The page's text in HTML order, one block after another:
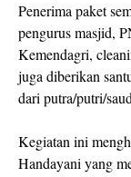
Penerima paket
pengurus masjid,
Kemendagri,
juga diberikan
dari putra/putri/
Kegiatan ini
Handayani yang